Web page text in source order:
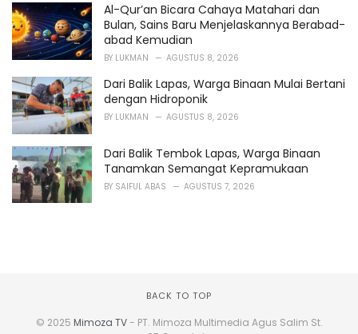
Al-Qur’an Bicara Cahaya Matahari dan
Bulan, Sains Baru Menjelaskannya Berabad-
abad Kemudian
BY LUKMAN AGUSTUS 8, 2026
Dari Balik Lapas, Warga Binaan Mulai Bertani
dengan Hidroponik
BY LUKMAN AGUSTUS 8, 2026
Dari Balik Tembok Lapas, Warga Binaan
Tanamkan Semangat Kepramukaan
BY SAIFUL ABAS AGUSTUS 7, 2026
BACK TO TOP
© 2025 Mimoza TV- PT. Mimoza Multimedia Agus Salim St.